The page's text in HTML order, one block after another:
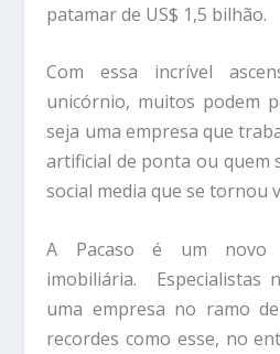
patamar de US$ 1,5 bilhão.
Com essa incrível
unicórnio, muitos podem
seja uma empresa que
artificial de ponta ou quem
social media que se tornou
A Pacaso é um novo
imobiliária. Especialistas
uma empresa no ramo
recordes como esse, no